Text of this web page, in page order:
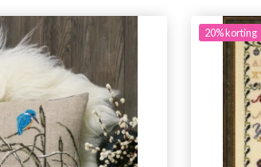
20%korting